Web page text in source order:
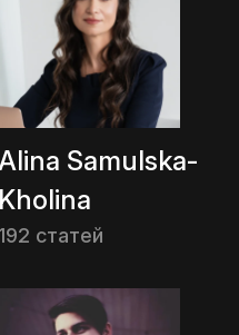
Samulska-
Kholina
192 статей